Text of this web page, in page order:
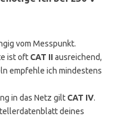
vom Messpunkt.
ist oft CAT IIausreichend,
empfehle ich mindestens
in das Netz gilt CAT IV.
deines